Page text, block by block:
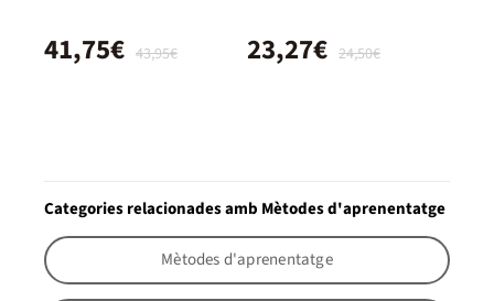
43,95€
41,75€ 24,50€
23,27€
Categories relacionades amb Mètodes d'aprenentatge
Mètodes d'aprenentatge